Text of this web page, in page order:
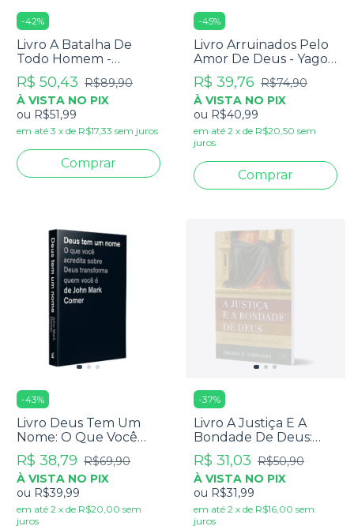
-42%
Livro A Batalha De
Todo Homem -
Stephen Arterburn E
Fred Stoeker - Nova
Edição
R$ 50,43 R$89,90
À VISTA NO PIX
ou R$51,99
em até 3 x de R$17,33 sem juros
-45%
Livro Arruinados Pelo
Amor De Deus - Yago
Martins
R$ 39,76 R$74,90
À VISTA NO PIX
ou R$40,99
em até 2 x de R$20,50 sem
juros
-43%
Livro Deus Tem Um
Nome: O Que Você
Acredita Sobre Deus
Transforma Quem
Você É - John Mark
Comer
R$ 38,79 R$69,90
À VISTA NO PIX
ou R$39,99
em até 2 x de R$20,00 sem
juros
-37%
Livro A Justiça E A
Bondade De Deus:
Uma Defesa Bíblica Do
Juízo Final - Thomas
R. Schreiner
R$ 31,03 R$50,90
À VISTA NO PIX
ou R$31,99
em até 2 x de R$16,00 sem
juros